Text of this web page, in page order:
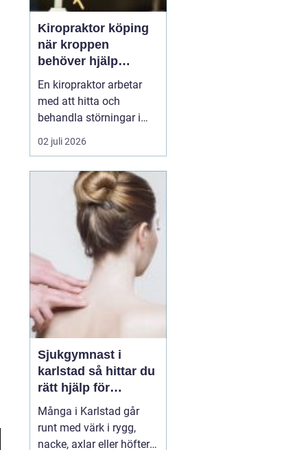
Kiropraktor köping
när kroppen
behöver hjälp
tillbaka
En kiropraktor arbetar
med att hitta och
behandla störningar i
kroppens leder, muskler
och nervsystem. Målet
smärta, bättre rörlighet
och en vardag som
fungerar igen.
Kiropraktik passar
många som kämpar
med återkommande
ryggont...
02 juli 2026
Sjukgymnast i
karlstad så hittar du
rätt hjälp för
kroppen
Många i Karlstad går
runt med värk i rygg,
nacke, axlar eller höfter